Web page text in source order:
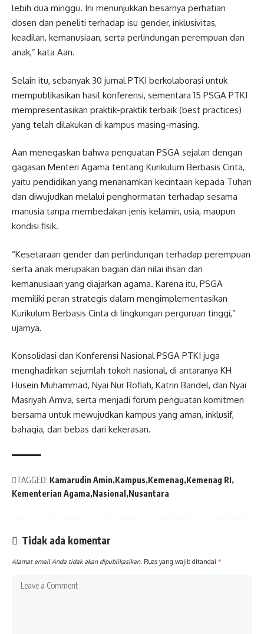
lebih dua minggu. Ini menunjukkan besarnya perhatian
dosen dan peneliti terhadap isu gender, inklusivitas,
keadilan, kemanusiaan, serta perlindungan perempuan dan
anak,” kata Aan.
Selain itu, sebanyak 30 jurnal PTKI berkolaborasi untuk
mempublikasikan hasil konferensi, sementara 15 PSGA PTKI
mempresentasikan praktik-praktik terbaik (best practices)
yang telah dilakukan di kampus masing-masing.
Aan menegaskan bahwa penguatan PSGA sejalan dengan
gagasan Menteri Agama tentang Kurikulum Berbasis Cinta,
yaitu pendidikan yang menanamkan kecintaan kepada Tuhan
dan diwujudkan melalui penghormatan terhadap sesama
manusia tanpa membedakan jenis kelamin, usia, maupun
kondisi fisik.
“Kesetaraan gender dan perlindungan terhadap perempuan
serta anak merupakan bagian dari nilai ihsan dan
kemanusiaan yang diajarkan agama. Karena itu, PSGA
memiliki peran strategis dalam mengimplementasikan
Kurikulum Berbasis Cinta di lingkungan perguruan tinggi,”
ujarnya.
Konsolidasi dan Konferensi Nasional PSGA PTKI juga
menghadirkan sejumlah tokoh nasional, di antaranya KH
Husein Muhammad, Nyai Nur Rofiah, Katrin Bandel, dan Nyai
Masriyah Amva, serta menjadi forum penguatan komitmen
bersama untuk mewujudkan kampus yang aman, inklusif,
bahagia, dan bebas dari kekerasan.
TAGGED: Kamarudin Amin Kampus Kemenag Kemenag RI
Kementerian Agama Nasional Nusantara
Tidak ada komentar
Alamat email Anda tidak akan dipublikasikan. Ruas yang wajib ditandai *